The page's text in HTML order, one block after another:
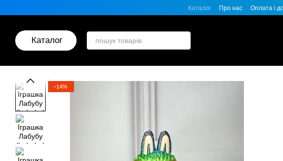
Каталог Про нас Оплата і
Каталог
−14%